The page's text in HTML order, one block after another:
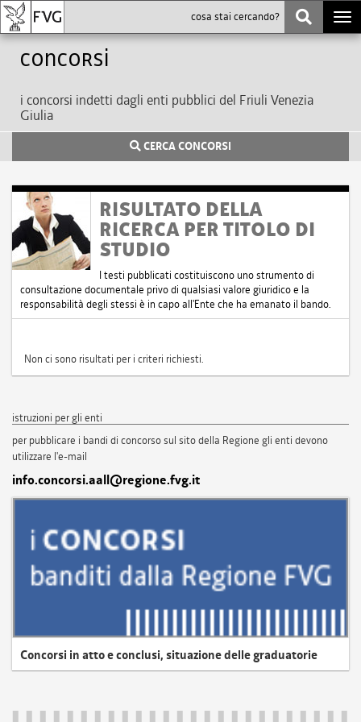
Concorsi
i concorsi indetti dagli enti pubblici del Friuli Venezia
Giulia
CERCA CONCORSI
RISULTATO DELLA
RICERCA PER TITOLO DI
STUDIO
I testi pubblicati costituiscono uno strumento di
consultazione documentale privo di qualsiasi valore giuridico e la
responsabilità degli stessi è in capo all'Ente che ha emanato il bando.
Non ci sono risultati per i criteri richiesti.
istruzioni per gli enti
per pubblicare i bandi di concorso sul sito della Regione gli enti devono
utilizzare l'e-mail
info.concorsi.aall@regione.fvg.it
Concorsi in atto e conclusi, situazione delle graduatorie